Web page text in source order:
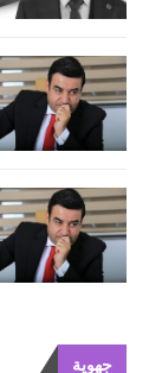
جهوية